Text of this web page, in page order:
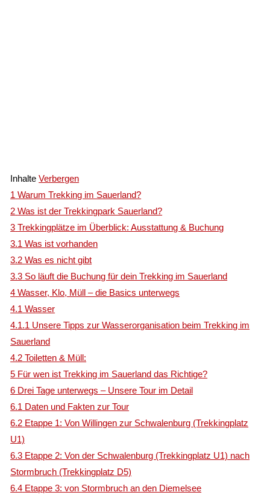
Inhalte Verbergen
1 Warum Trekking im Sauerland?
2 Was ist der Trekkingpark Sauerland?
3 Trekkingplätze im Überblick: Ausstattung & Buchung
3.1 Was ist vorhanden
3.2 Was es nicht gibt
3.3 So läuft die Buchung für dein Trekking im Sauerland
4 Wasser, Klo, Müll – die Basics unterwegs
4.1 Wasser
4.1.1 Unsere Tipps zur Wasserorganisation beim Trekking im
Sauerland
4.2 Toiletten & Müll:
5 Für wen ist Trekking im Sauerland das Richtige?
6 Drei Tage unterwegs – Unsere Tour im Detail
6.1 Daten und Fakten zur Tour
6.2 Etappe 1: Von Willingen zur Schwalenburg (Trekkingplatz
U1)
6.3 Etappe 2: Von der Schwalenburg (Trekkingplatz U1) nach
Stormbruch (Trekkingplatz D5)
6.4 Etappe 3: von Stormbruch an den Diemelsee